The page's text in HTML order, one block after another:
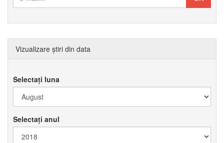
Vizualizare știri din data
Selectați luna
Selectați anul